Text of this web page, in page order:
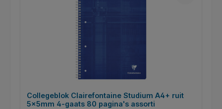
Collegeblok Clairefontaine Studium A4+ ruit
5x5mm 4-gaats 80 pagina's assorti